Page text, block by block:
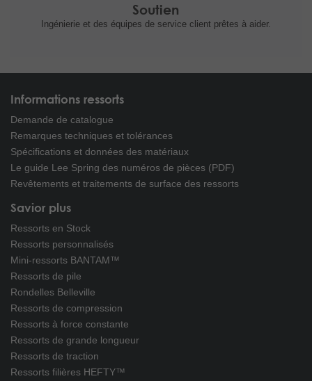
Soutien
Ingénierie et des équipes de service client prêtes à aider.
Informations ressorts
Demande de catalogue
Remarques techniques et tolérances
Spécifications et données des matériaux
Le guide Lee Spring des numéros de pièces (PDF)
Revêtements et traitements de surface des ressorts
Savior plus
Ressorts en Stock
Ressorts personnalisés
Mini-ressorts BANTAM™
Ressorts de pile
Rondelles Belleville
Ressorts de compression
Ressorts à force constante
Ressorts de grande longueur
Ressorts de traction
Ressorts filières HEFTY™